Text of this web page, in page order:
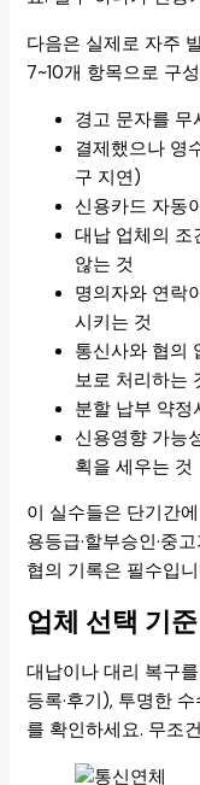
다음은 실제로 자주
7~10개 항목으로 구
경고 문자를 무
결제했으나 영
구 지연)
신용카드 자동
대납 업체의 조
않는 것
명의자와 연락
시키는 것
통신사와 협의
보로 처리하는
분할 납부 약정
신용영향 가능
획을 세우는 것
이 실수들은 단기간
용등급·할부승인·중
협의 기록은 필수입
업체 선택 기
대납이나 대리 복구
등록·후기), 투명한
를 확인하세요. 무조